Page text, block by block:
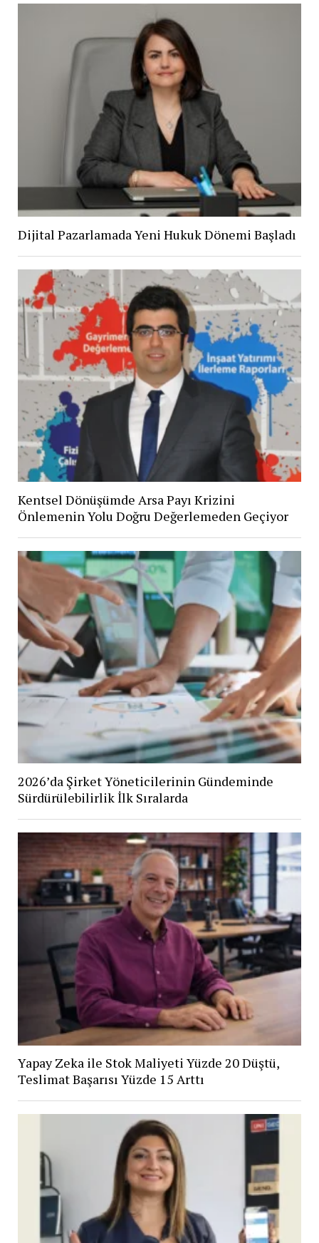
Dijital Pazarlamada Yeni Hukuk Dönemi Başladı
Kentsel Dönüşümde Arsa Payı Krizini
Önlemenin Yolu Doğru Değerlemeden Geçiyor
2026’da Şirket Yöneticilerinin Gündeminde
Sürdürülebilirlik İlk Sıralarda
Yapay Zeka ile Stok Maliyeti Yüzde 20 Düştü,
Teslimat Başarısı Yüzde 15 Arttı